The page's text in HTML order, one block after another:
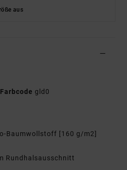
aus
Farbcode gld0
Baumwollstoff [160 g/m2]
Rundhalsausschnitt